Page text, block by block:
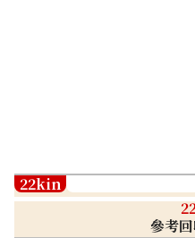
22kin
參考